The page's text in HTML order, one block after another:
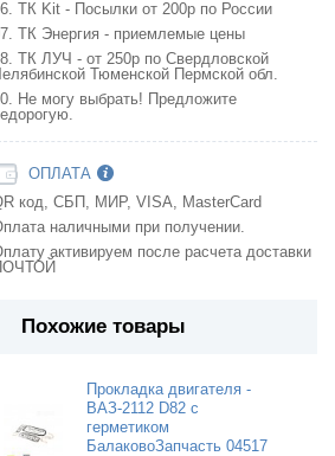
ТК Kit - Посылки от 200р по России
ТК Энергия - приемлемые цены
ТК ЛУЧ - от 250р по Свердловской
Тюменской Пермской обл.
Не могу выбрать! Предложите
ОПЛАТА
код, СБП, МИР, VISA, MasterCard
наличными при получении.
активируем после расчета доставки
ПОЧТОЙ
Похожие товары
Прокладка двигателя -
ВАЗ-2112 D82 с
герметиком
БалаковоЗапчасть 04517